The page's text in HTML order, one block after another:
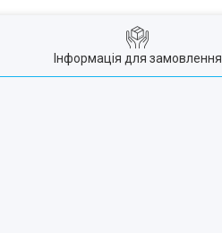
Інформація для замовлення